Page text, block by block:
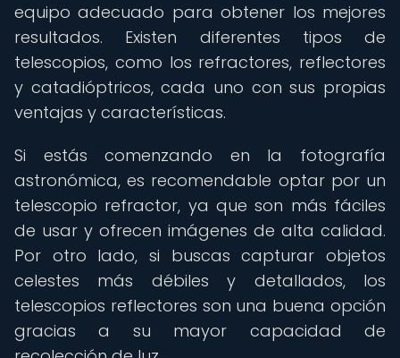
equipo adecuado para obtener los mejores
resultados. Existen diferentes tipos de
telescopios, como los refractores, reflectores
y catadióptricos, cada uno con sus propias
ventajas y características.
Si estás comenzando en la fotografía
astronómica, es recomendable optar por un
telescopio refractor, ya que son más fáciles
de usar y ofrecen imágenes de alta calidad.
Por otro lado, si buscas capturar objetos
celestes más débiles y detallados, los
telescopios reflectores son una buena opción
gracias a su mayor capacidad de